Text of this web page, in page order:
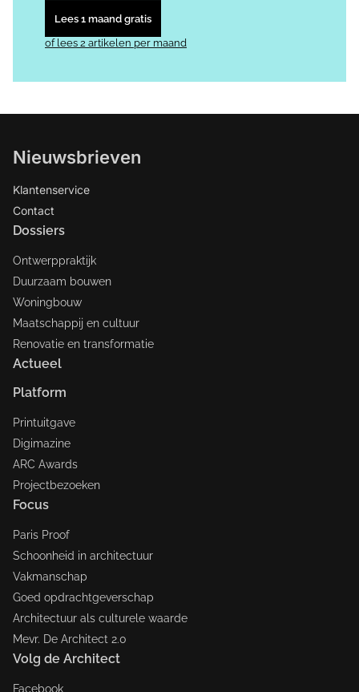
Lees 1 maand gratis
of lees 2 artikelen per maand
Nieuwsbrieven
Klantenservice
Contact
Dossiers
Ontwerppraktijk
Duurzaam bouwen
Woningbouw
Maatschappij en cultuur
Renovatie en transformatie
Actueel
Platform
Printuitgave
Digimazine
ARC Awards
Projectbezoeken
Focus
Paris Proof
Schoonheid in architectuur
Vakmanschap
Goed opdrachtgeverschap
Architectuur als culturele waarde
Mevr. De Architect 2.0
Volg de Architect
Facebook